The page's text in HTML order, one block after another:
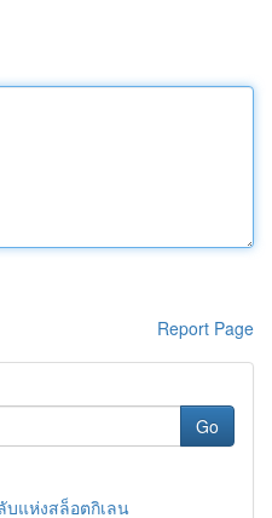
Report Page
Go
บแห่งสล็อตกิเลน